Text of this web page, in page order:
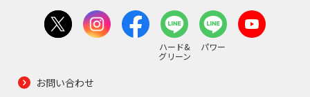
ハード&
グリーン
パワー
お問い合わせ